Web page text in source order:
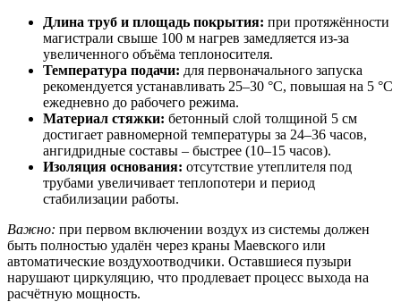
Длина труб и площадь покрытия: при протяжённости
магистрали свыше 100 м нагрев замедляется из-за
увеличенного объёма теплоносителя.
Температура подачи: для первоначального запуска
рекомендуется устанавливать 25–30 °C, повышая на 5 °C
ежедневно до рабочего режима.
Материал стяжки: бетонный слой толщиной 5 см
достигает равномерной температуры за 24–36 часов,
ангидридные составы – быстрее (10–15 часов).
Изоляция основания: отсутствие утеплителя под
трубами увеличивает теплопотери и период
стабилизации работы.
Важно: при первом включении воздух из системы должен
быть полностью удалён через краны Маевского или
автоматические воздухоотводчики. Оставшиеся пузыри
нарушают циркуляцию, что продлевает процесс выхода на
расчётную мощность.